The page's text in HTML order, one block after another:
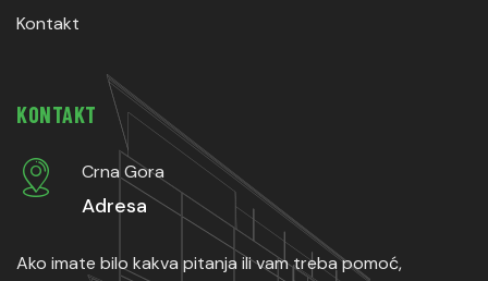
Kontakt
KONTAKT
Crna Gora
Adresa
Ako imate bilo kakva pitanja ili vam treba pomoć,